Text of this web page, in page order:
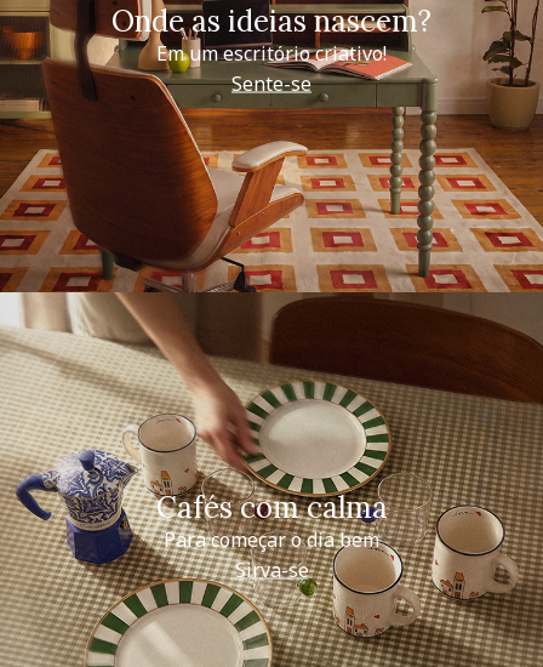
Onde as ideias nascem?
Em um escritório criativo!
Sente-se
Cafés com calma
Para começar o dia bem
Sirva-se